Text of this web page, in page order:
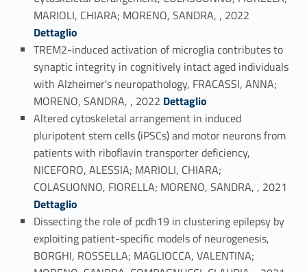
MARIOLI, CHIARA; MORENO, SANDRA, , 2022
Dettaglio
TREM2-induced activation of microglia contributes to
synaptic integrity in cognitively intact aged individuals
with Alzheimer's neuropathology, FRACASSI, ANNA;
MORENO, SANDRA, , 2022 Link identifier #identifier_person_74532-16
Dettaglio
Altered cytoskeletal arrangement in induced
pluripotent stem cells (iPSCs) and motor neurons from
patients with riboflavin transporter deficiency,
NICEFORO, ALESSIA; MARIOLI, CHIARA;
COLASUONNO, FIORELLA; MORENO, SANDRA, , 2021
Dettaglio
Dissecting the role of pcdh19 in clustering epilepsy by
exploiting patient-specific models of neurogenesis,
BORGHI, ROSSELLA; MAGLIOCCA, VALENTINA;